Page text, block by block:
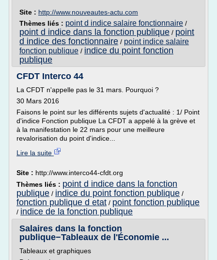
Site : http://www.nouveautes-actu.com
Thèmes liés : point d indice salaire fonctionnaire /
point d indice dans la fonction publique / point
d indice des fonctionnaire / point indice salaire
fonction publique / indice du point fonction
publique
CFDT Interco 44
La CFDT n'appelle pas le 31 mars. Pourquoi ?
30 Mars 2016
Faisons le point sur les différents sujets d'actualité : 1/ Point
d'indice Fonction publique La CFDT a appelé à la grève et
à la manifestation le 22 mars pour une meilleure
revalorisation du point d'indice...
Lire la suite
Site : http://www.interco44-cfdt.org
Thèmes liés : point d indice dans la fonction
publique / indice du point fonction publique /
fonction publique d etat / point fonction publique
/ indice de la fonction publique
Salaires dans la fonction
publique−Tableaux de l'Économie ...
Tableaux et graphiques